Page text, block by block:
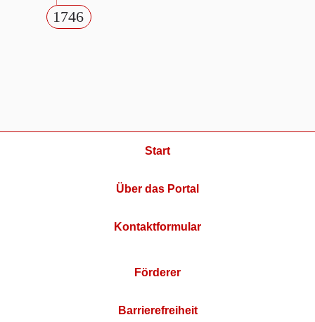
1746
Start
Über das Portal
Kontaktformular
Förderer
Barrierefreiheit